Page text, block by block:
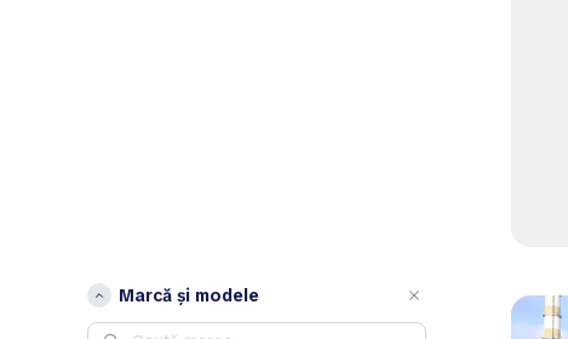
Marcă și modele